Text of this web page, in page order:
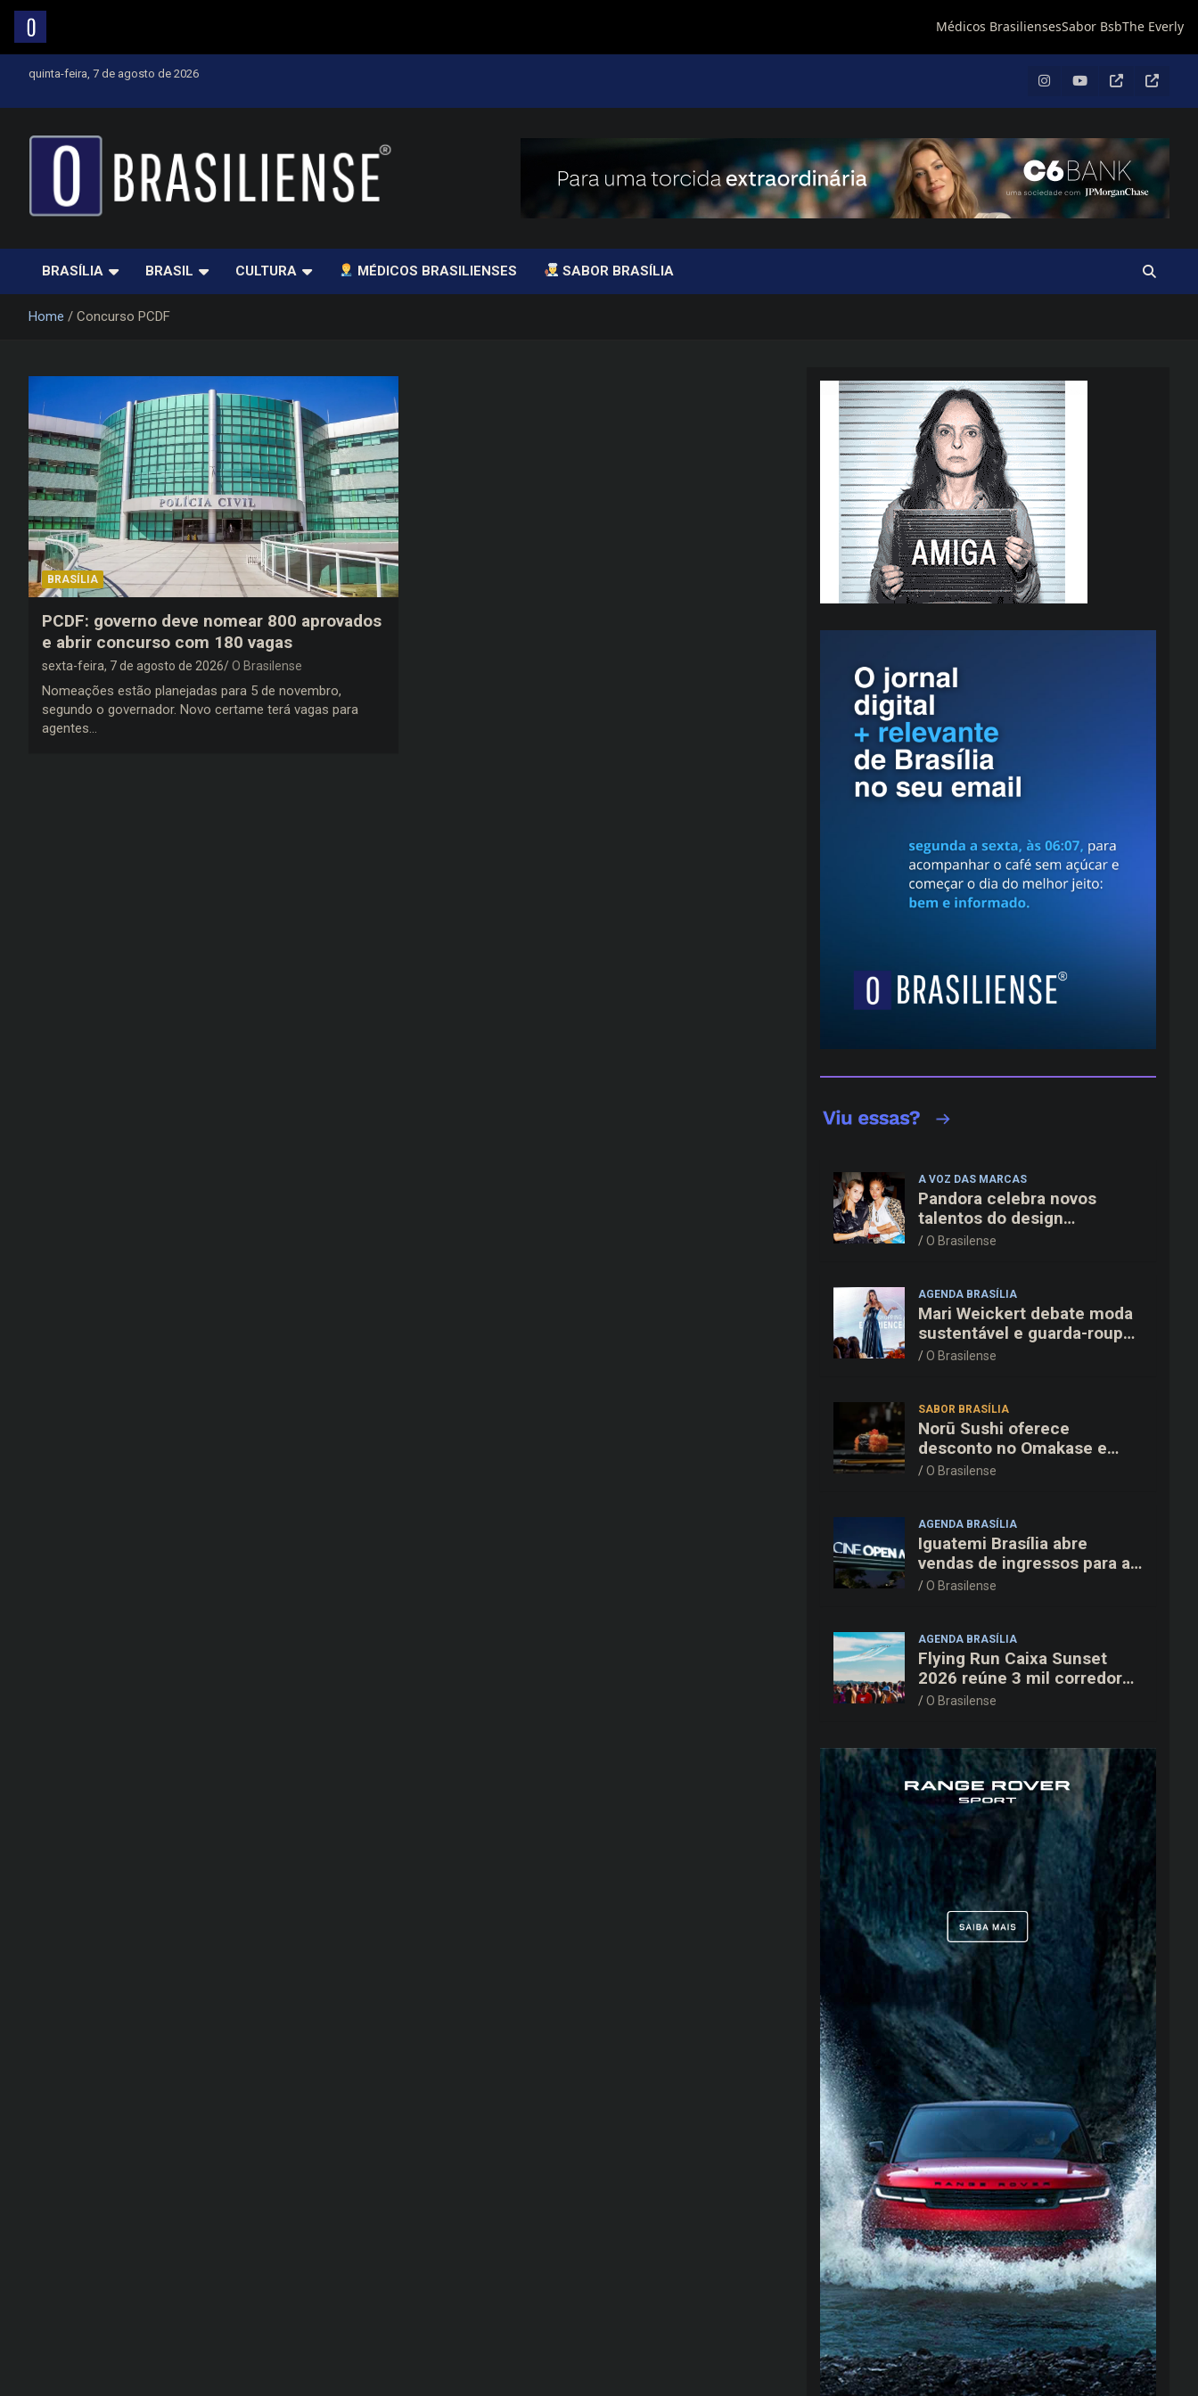
quinta-feira, 7 de agosto de 2026
BRASÍLIA BRASIL CULTURA MÉDICOS BRASILIENSES SABOR BRASÍLIA
Home Concurso PCDF
BRASÍLIA
PCDF: governo deve nomear 800 aprovados
e abrir concurso com 180 vagas
sexta-feira, 7 de agosto de 2026 O Brasilense
Nomeações estão planejadas para 5 de novembro,
segundo o governador. Novo certame terá vagas para
agentes…
A VOZ DAS MARCAS
Pandora celebra novos
talentos do design
dinamarquês em jantar
O Brasilense
AGENDA BRASÍLIA
Mari Weickert debate moda
sustentável e guarda-roupa
inteligente no ParkShopping
O Brasilense
SABOR BRASÍLIA
Norū Sushi oferece
desconto no Omakase e
cortesia completa para os
O Brasilense
AGENDA BRASÍLIA
Iguatemi Brasília abre
vendas de ingressos para a
3ª edição do Cine Open Air
O Brasilense
AGENDA BRASÍLIA
Flying Run Caixa Sunset
2026 reúne 3 mil corredores
na pista do Aeroporto de
O Brasilense